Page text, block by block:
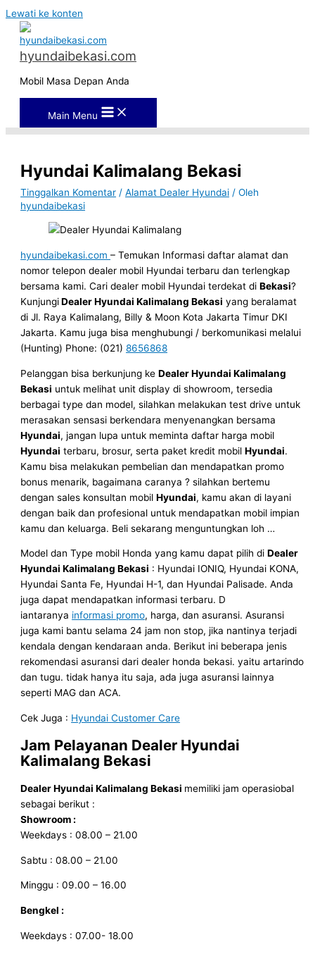
Lewati ke konten
hyundaibekasi.com
Mobil Masa Depan Anda
Main Menu
Hyundai Kalimalang Bekasi
Tinggalkan Komentar /Alamat Dealer Hyundai / Oleh
hyundaibekasi
hyundaibekasi.com– Temukan Informasi daftar alamat dan
nomor telepon dealer mobil Hyundai terbaru dan terlengkap
bersama kami. Cari dealer mobil Hyundai terdekat diBekasi?
KunjungiDealer Hyundai Kalimalang Bekasi yang beralamat
di Jl. Raya Kalimalang, Billy & Moon Kota Jakarta Timur DKI
Jakarta. Kamu juga bisa menghubungi / berkomunikasi melalui
(Hunting) Phone: (021)8656868
Pelanggan bisa berkunjung keDealer Hyundai Kalimalang
Bekasi untuk melihat unit display di showroom, tersedia
berbagai type dan model, silahkan melakukan test drive untuk
merasakan sensasi berkendara menyenangkan bersama
Hyundai, jangan lupa untuk meminta daftar harga mobil
Hyundai terbaru, brosur, serta paket kredit mobilHyundai.
Kamu bisa melakukan pembelian dan mendapatkan promo
bonus menarik, bagaimana caranya ? silahkan bertemu
dengan sales konsultan mobilHyundai, kamu akan di layani
dengan baik dan profesional untuk mendapatkan mobil impian
kamu dan keluarga. Beli sekarang menguntungkan loh …
Model dan Type mobil Honda yang kamu dapat pilih diDealer
Hyundai Kalimalang Bekasi : Hyundai IONIQ, Hyundai KONA,
Hyundai Santa Fe, Hyundai H-1, dan Hyundai Palisade. Anda
juga dapat mendapatkan informasi terbaru. D
iantaranya informasi promo, harga, dan asuransi. Asuransi
juga kami bantu selama 24 jam non stop, jika nantinya terjadi
kendala dengan kendaraan anda. Berikut ini beberapa jenis
rekomendasi asuransi dari dealer honda bekasi. yaitu artarindo
dan tugu. tidak hanya itu saja, ada juga asuransi lainnya
seperti MAG dan ACA.
Cek Juga : Hyundai Customer Care
Jam Pelayanan Dealer Hyundai
Kalimalang Bekasi
Dealer Hyundai Kalimalang Bekasi memiliki jam operasiobal
sebagai berikut :
Showroom :
Weekdays : 08.00 – 21.00
Sabtu : 08.00 – 21.00
Minggu : 09.00 – 16.00
Bengkel :
Weekdays : 07.00- 18.00